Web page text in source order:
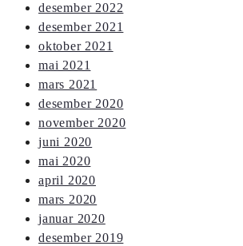
desember 2022
desember 2021
oktober 2021
mai 2021
mars 2021
desember 2020
november 2020
juni 2020
mai 2020
april 2020
mars 2020
januar 2020
desember 2019